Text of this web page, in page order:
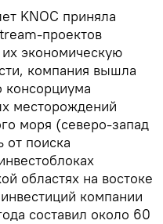
KNOC приняла
проектов
экономическую
компания вышла
консорциума
месторождений
моря (северо-запад
от поиска
областях на востоке
компании
составил около 60